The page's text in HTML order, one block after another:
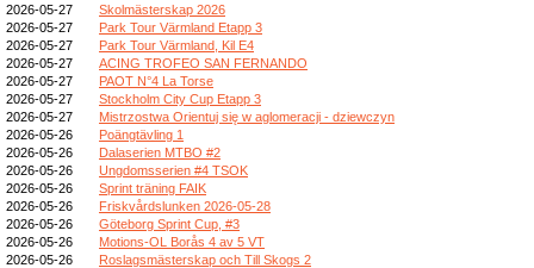
2026-05-27
Skolmästerskap 2026
2026-05-27
Park Tour Värmland Etapp 3
2026-05-27
Park Tour Värmland, Kil E4
2026-05-27
ACING TROFEO SAN FERNANDO
2026-05-27
PAOT N°4 La Torse
2026-05-27
Stockholm City Cup Etapp 3
2026-05-27
Mistrzostwa Orientuj się w aglomeracji - dziewczyn
2026-05-26
Poängtävling 1
2026-05-26
Dalaserien MTBO #2
2026-05-26
Ungdomsserien #4 TSOK
2026-05-26
Sprint träning FAIK
2026-05-26
Friskvårdslunken 2026-05-28
2026-05-26
Göteborg Sprint Cup, #3
2026-05-26
Motions-OL Borås 4 av 5 VT
2026-05-26
Roslagsmästerskap och Till Skogs 2